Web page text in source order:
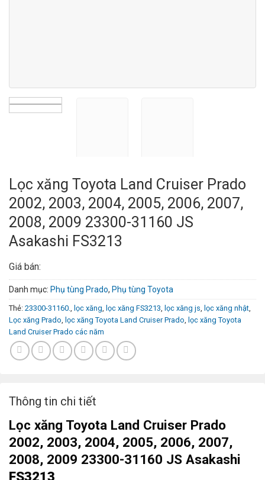
Lọc xăng Toyota Land Cruiser Prado
2002, 2003, 2004, 2005, 2006, 2007,
2008, 2009 23300-31160 JS
Asakashi FS3213
Giá bán:
Danh mục: Phụ tùng Prado, Phụ tùng Toyota
Thẻ: 23300-31160. lọc xăng lọc xăng FS3213 lọc xăng js lọc xăng nhật
Lọc xăng Prado
lọc xăng Toyota Land Cruiser Prado
lọc xăng Toyota
Land Cruiser Prado các năm
Thông tin chi tiết
Lọc xăng Toyota Land Cruiser Prado
2002, 2003, 2004, 2005, 2006, 2007,
2008, 2009 23300-31160 JS Asakashi
FS3213